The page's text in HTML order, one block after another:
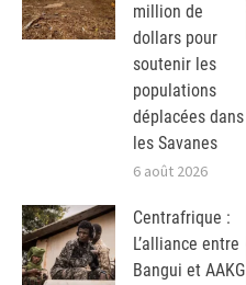
million de
dollars pour
soutenir les
populations
déplacées dans
les Savanes
6 août 2026
Centrafrique :
L’alliance entre
Bangui et AAKG